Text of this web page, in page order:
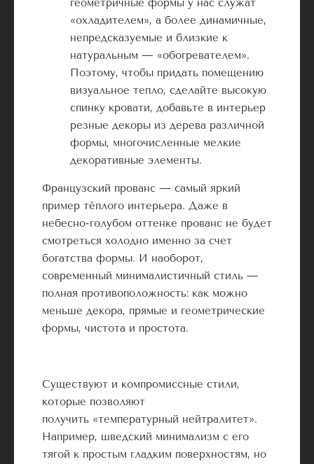
геометричные формы у нас служат
«охладителем», а более динамичные,
непредсказуемые и близкие к
натуральным — «обогревателем».
Поэтому, чтобы придать помещению
визуальное тепло, сделайте высокую
спинку кровати, добавьте в интерьер
резные декоры из дерева различной
формы, многочисленные мелкие
декоративные элементы.
Французский прованс — самый яркий
пример тёплого интерьера. Даже в
небесно-голубом оттенке прованс не будет
смотреться холодно именно за счет
богатства формы. И наоборот,
современный минималистичный стиль —
полная противоположность: как можно
меньше декора, прямые и геометрические
формы, чистота и простота.
Существуют и компромиссные стили,
которые позволяют
получить «температурный нейтралитет».
Например, шведский минимализм с его
тягой к простым гладким поверхностям, но